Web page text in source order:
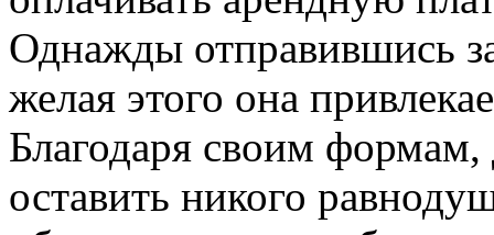
Однажды отправившись
желая этого она
Благодаря своим
оставить никого